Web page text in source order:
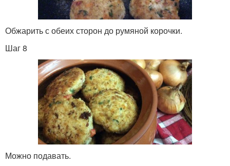
Обжарить с обеих сторон до румяной корочки.
Шаг 8
Можно подавать.